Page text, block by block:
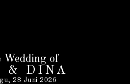
Wedding of
& DINA
28 Juni 2026